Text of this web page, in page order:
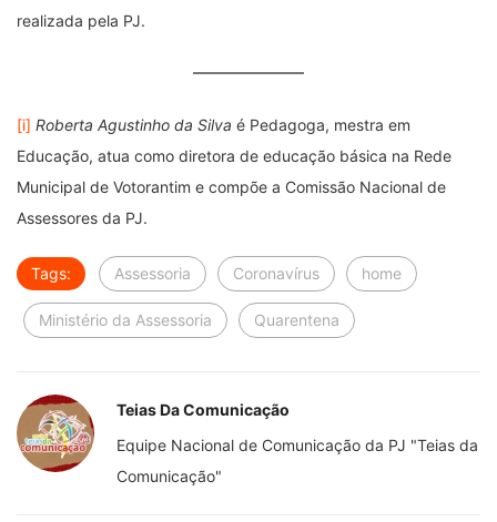
realizada pela PJ.
[i] Roberta Agustinho da Silva é Pedagoga, mestra em
Educação, atua como diretora de educação básica na Rede
Municipal de Votorantim e compõe a Comissão Nacional de
Assessores da PJ.
Tags: Assessoria Coronavírus home
Ministério da Assessoria Quarentena
Teias Da Comunicação
Equipe Nacional de Comunicação da PJ "Teias da
Comunicação"